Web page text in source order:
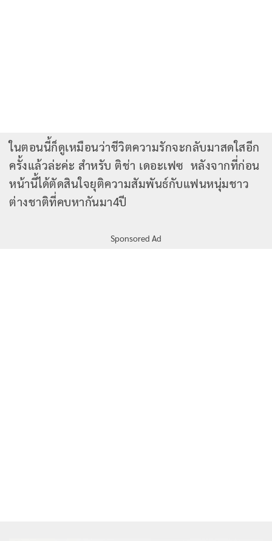
ในตอนนี้ก็ดูเหมือนว่าชีวิตความรักจะกลับมาสดใสอีก
ครั้งแล้วล่ะค่ะ สำหรับ ติช่า เดอะเฟซ หลังจากที่ก่อน
หน้านี้ได้ตัดสินใจยุติความสัมพันธ์กับแฟนหนุ่มชาว
ต่างชาติที่คบหากันมา4ปี
Sponsored Ad